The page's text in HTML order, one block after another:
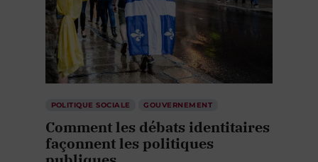
POLITIQUE SOCIALE GOUVERNEMENT
Comment les débats identitaires
façonnent les politiques